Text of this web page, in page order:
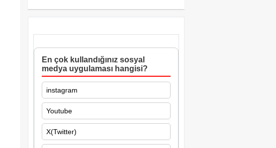
En çok kullandığınız sosyal
medya uygulaması hangisi?
instagram
Youtube
X(Twitter)